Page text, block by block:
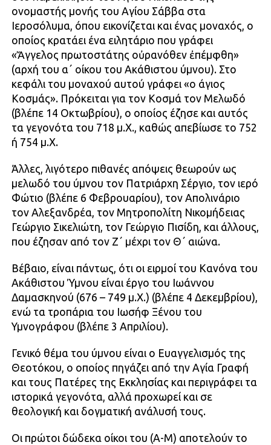
ονομαστής μονής του Αγίου Σάββα στα
Ιεροσόλυμα, όπου εικονίζεται και ένας μοναχός, ο
οποίος κρατάει ένα ειλητάριο που γράφει
«Ἄγγελος πρωτοστάτης οὐρανόθεν ἐπέμφθη»
(αρχή του α΄ οίκου του Ακάθιστου ύμνου). Στο
κεφάλι του μοναχού αυτού γράφει «ο άγιος
Κοσμάς». Πρόκειται για τον Κοσμά τον Μελωδό
(βλέπε 14 Οκτωβρίου), ο οποίος έζησε και αυτός
τα γεγονότα του 718 μ.Χ., καθώς απεβίωσε το 752
ή 754 μ.Χ.
Άλλες, λιγότερο πιθανές απόψεις θεωρούν ως
μελωδό του ύμνου τον Πατριάρχη Σέργιο, τον ιερό
Φώτιο (βλέπε 6 Φεβρουαρίου), τον Απολινάριο
τον Αλεξανδρέα, τον Μητροπολίτη Νικομήδειας
Γεώργιο Σικελιώτη, τον Γεώργιο Πισίδη, και άλλους,
που έζησαν από τον Ζ΄ μέχρι τον Θ΄ αιώνα.
Βέβαιο, είναι πάντως, ότι οι ειρμοί του Κανόνα του
Ακάθιστου Ύμνου είναι έργο του Ιωάννου
Δαμασκηνού (676 – 749 μ.Χ.) (βλέπε 4 Δεκεμβρίου),
ενώ τα τροπάρια του Ιωσήφ Ξένου του
Υμνογράφου (βλέπε 3 Απριλίου).
Γενικό θέμα του ύμνου είναι ο Ευαγγελισμός της
Θεοτόκου, ο οποίος πηγάζει από την Αγία Γραφή
και τους Πατέρες της Εκκλησίας και περιγράφει τα
ιστορικά γεγονότα, αλλά προχωρεί και σε
θεολογική και δογματική ανάλυσή τους.
Οι πρώτοι δώδεκα οίκοι του (Α-Μ) αποτελούν το